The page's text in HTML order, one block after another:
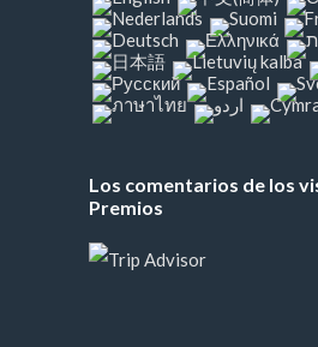
Los comentarios de los
Premios